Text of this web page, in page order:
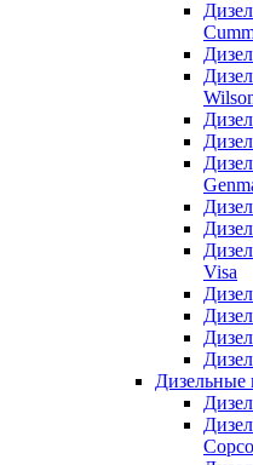
Visa
Дизельные
Copco